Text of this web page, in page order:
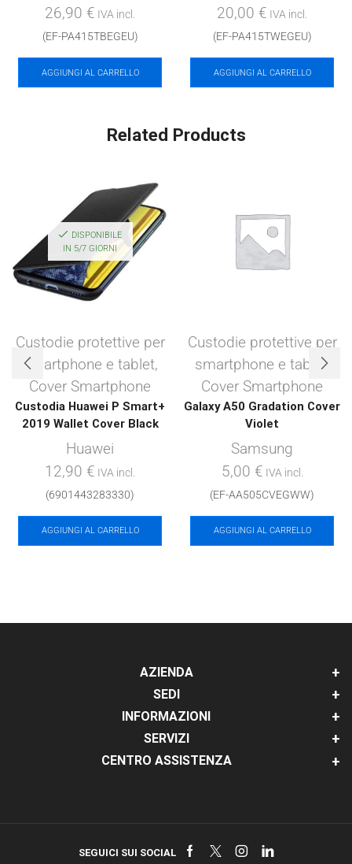
26,90 € IVA incl.
(EF-PA415TBEGEU)
AGGIUNGI AL CARRELLO
20,00 € IVA incl.
(EF-PA415TWEGEU)
AGGIUNGI AL CARRELLO
Related Products
DISPONIBILE
IN 5/7 GIORNI
Custodie protettive per
smartphone e tablet,
Cover Smartphone
Custodia Huawei P Smart+
2019 Wallet Cover Black
Huawei
12,90 € IVA incl.
(6901443283330)
AGGIUNGI AL CARRELLO
Custodie protettive per
smartphone e tablet,
Cover Smartphone
Galaxy A50 Gradation Cover
Violet
Samsung
5,00 € IVA incl.
(EF-AA505CVEGWW)
AGGIUNGI AL CARRELLO
AZIENDA
SEDI
INFORMAZIONI
SERVIZI
CENTRO ASSISTENZA
SEGUICI SUI SOCIAL Facebook
TwitterInstagram
Linkedin